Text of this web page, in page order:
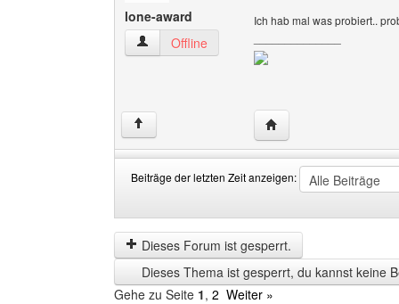
lone-award
lone-award Benutzer-Profile anzeigen
Offline
Ich hab mal was probiert..
↑ Website dieses
Beiträge der letzten Zeit anzeigen:
der
letzten
Zeit
anzeigen
by
Dieses Forum ist gesperrt.
Dieses Thema ist gesperrt, du kannst keine
Gehe zu Seite 1, 2 Weiter »